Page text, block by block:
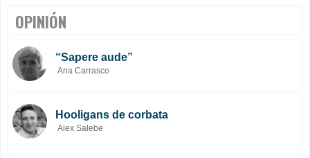
OPINIÓN
“Sapere aude”
Ana Carrasco
Hooligans de corbata
Alex Salebe